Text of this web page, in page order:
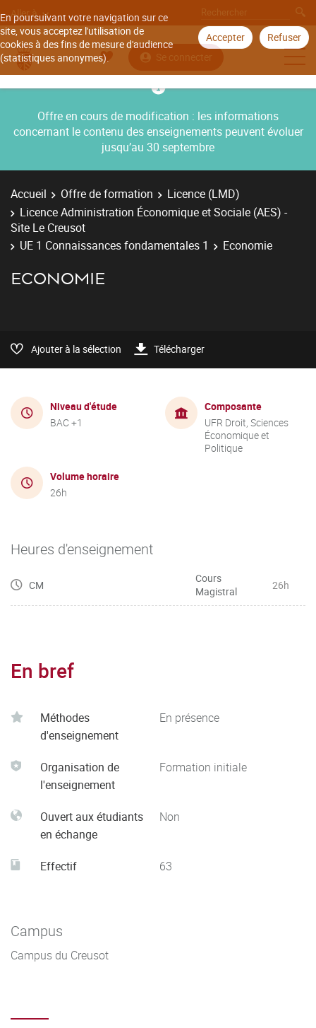
En poursuivant votre navigation sur ce
site, vous acceptez l'utilisation de
cookies à des fins de mesure d'audience
(statistiques anonymes).
Accepter Refuser
Aller à
Se connecter
Offre en cours de modification : les informations
concernant le contenu des enseignements peuvent évoluer
jusqu’au 30 septembre
Accueil Offre de formation
Licence (LMD)
Licence Administration Économique et Sociale (AES) -
Site Le Creusot
UE 1 Connaissances fondamentales 1
Economie
ECONOMIE
Ajouter à la sélection Télécharger
Niveau d'étude
BAC +1
Composante
UFR Droit, Sciences
Économique et
Politique
Volume horaire
26h
Heures d'enseignement
CM
Cours
Magistral
26h
En bref
Méthodes
d'enseignement
En présence
Organisation de
l'enseignement
Formation initiale
Ouvert aux étudiants
en échange
Non
Effectif 63
Campus
Campus du Creusot